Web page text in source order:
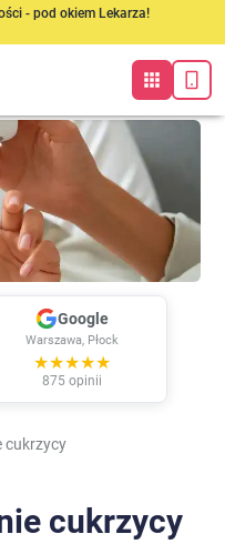
- pod okiem Lekarza!
Google
Warszawa, Płock
★★★★★
875 opinii
cukrzycy
cukrzycy